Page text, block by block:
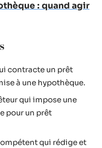
: quand agir
contracte un prêt
à une hypothèque.
qui impose une
pour un prêt
qui rédige et